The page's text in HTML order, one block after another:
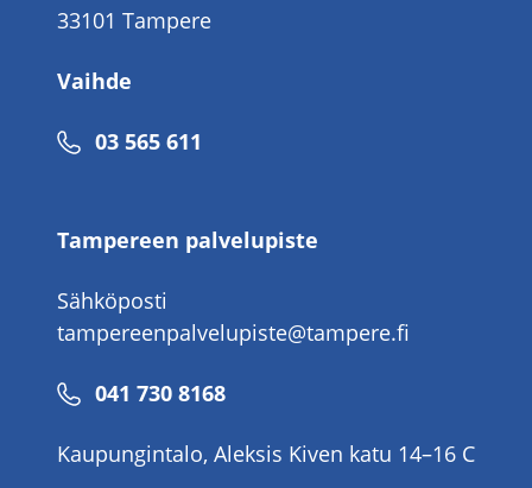
33101 Tampere
Vaihde
Puhelinnumero
03 565 611
Tampereen palvelupiste
Sähköposti
tampereenpalvelupiste@tampere.fi
Puhelinnumero
041 730 8168
Kaupungintalo, Aleksis Kiven katu 14–16 C